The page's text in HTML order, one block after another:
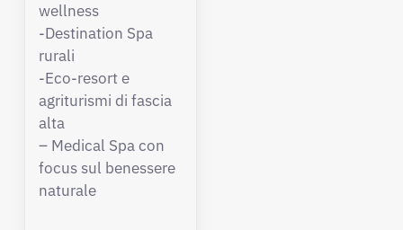
wellness
-Destination Spa
rurali
-Eco-resort e
agriturismi di fascia
alta
– Medical Spa con
focus sul benessere
naturale